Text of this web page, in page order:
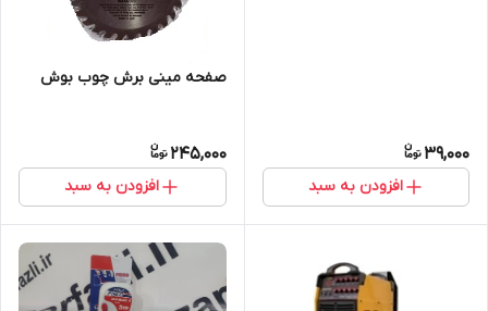
39,000
افزودن به سبد
صفحه مینی برش چوب بوش
245,000
افزودن به سبد